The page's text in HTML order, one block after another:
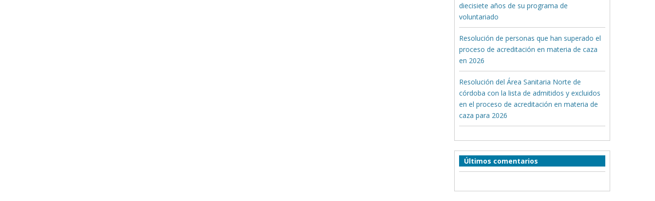
diecisiete años de su programa de
voluntariado
Resolución de personas que han superado el
proceso de acreditación en materia de caza
en 2026
Resolución del Área Sanitaria Norte de
córdoba con la lista de admitidos y excluidos
en el proceso de acreditación en materia de
caza para 2026
Últimos comentarios